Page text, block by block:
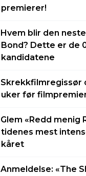
premierer!
Hvem blir den
Bond? Dette er de
kandidatene
Skrekkfilmregissør
uker før
Glem «Redd menig
tidenes mest
kåret
Anmeldelse: «The